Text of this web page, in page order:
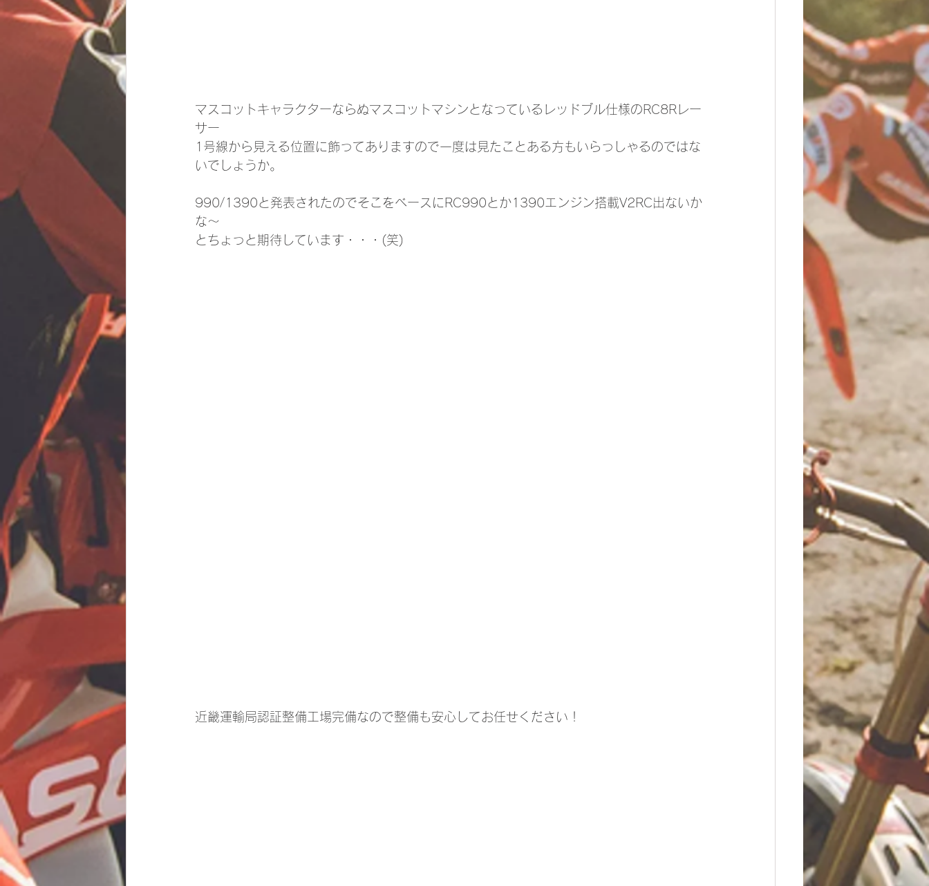
マスコットキャラクターならぬマスコットマシンとなっているレッドブル仕様のRC8Rレー
サー
1号線から見える位置に飾ってありますので一度は見たことある方もいらっしゃるのではな
いでしょうか。
990/1390と発表されたのでそこをベースにRC990とか1390エンジン搭載V2RC出ないか
な～
とちょっと期待しています・・・(笑)
近畿運輸局認証整備工場完備なので整備も安心してお任せください！